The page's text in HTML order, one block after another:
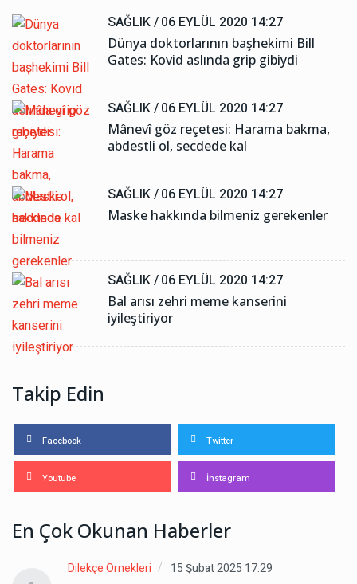
SAĞLIK /06 EYLÜL 2020 14:27
Dünya doktorlarının başhekimi Bill
Gates: Kovid aslında grip gibiydi
SAĞLIK /06 EYLÜL 2020 14:27
Mânevî göz reçetesi: Harama bakma,
abdestli ol, secdede kal
SAĞLIK /06 EYLÜL 2020 14:27
Maske hakkında bilmeniz gerekenler
SAĞLIK /06 EYLÜL 2020 14:27
Bal arısı zehri meme kanserini
iyileştiriyor
Takip Edin
Facebook Twitter
Youtube İnstagram
En Çok Okunan Haberler
Dilekçe Örnekleri 15 Şubat 2025 17:29